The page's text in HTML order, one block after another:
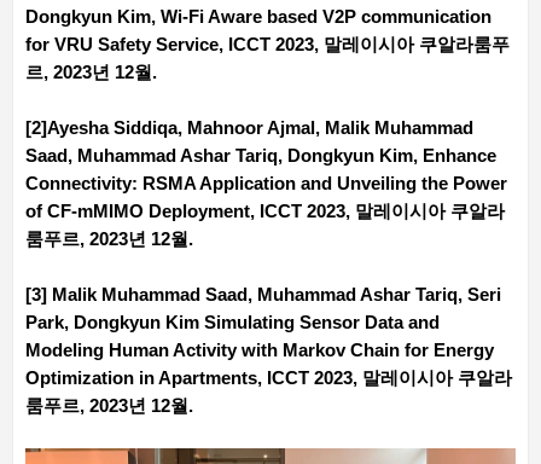
Dongkyun Kim, Wi-Fi Aware based V2P communication
for VRU Safety Service, ICCT 2023, 말레이시아 쿠알라룸푸
르, 2023년 12월.
[2]Ayesha Siddiqa, Mahnoor Ajmal, Malik Muhammad
Saad, Muhammad Ashar Tariq, Dongkyun Kim, Enhance
Connectivity: RSMA Application and Unveiling the Power
of CF-mMIMO Deployment, ICCT 2023, 말레이시아 쿠알라
룸푸르, 2023년 12월.
[3] Malik Muhammad Saad, Muhammad Ashar Tariq, Seri
Park, Dongkyun Kim Simulating Sensor Data and
Modeling Human Activity with Markov Chain for Energy
Optimization in Apartments, ICCT 2023, 말레이시아 쿠알라
룸푸르, 2023년 12월.